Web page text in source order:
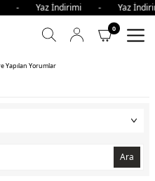
- Yaz İndirimi - Yaz
0
Yapılan Yorumlar
Ara